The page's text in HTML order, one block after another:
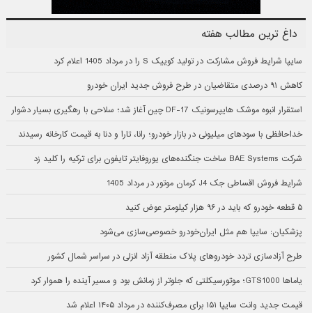
داغ ترین مطالب هفته
سایپا شرایط فروش مشارکت در تولید کوییک S را در مرداد 1405 اعلام کرد
کاهش ۹۱ درصدی متقاضیان در طرح فروش جدید ایران خودرو
استقرار انبوه موشک هایپرسونیک DF-17 چین آغاز شد؛ سلاحی با رهگیری بسیار دشوار
خداحافظی با سودهای میلیونی در بازار خودرو؛ رانا، تارا و دنا به قیمت کارخانه رسیدند
شرکت BAE Systems ساخت جنگنده‌های یوروفایتر تایفون برای ترکیه را کلید زد
شرایط فروش اقساطی جک J4 کرمان موتور در مرداد 1405
۵ قطعه خودرو که باید در ۹۶ هزار کیلومتر عوض کنید
پزشکیان: سایپا هم مثل ایران‌خودرو خصوصی‌سازی می‌شود
طرح آزادسازی تردد خودروهای پلاک منطقه آزاد انزلی در سراسر شمال کشور
یاماها GTS1000؛ موتورسیکلتی که جلوتر از زمانش بود و مسیر آینده را هموار کرد
قیمت جدید وانت سایپا ۱۵۱ برای مصرف‌کننده در مرداد ۱۴۰۵ اعلام شد